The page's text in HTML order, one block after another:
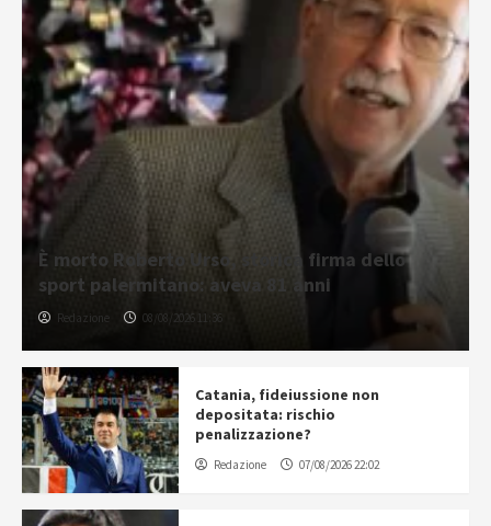
È morto Roberto Urso, storica firma dello
sport palermitano: aveva 81 anni
Redazione 08/08/2026 11:36
Catania, fideiussione non
depositata: rischio
penalizzazione?
Redazione 07/08/2026 22:02